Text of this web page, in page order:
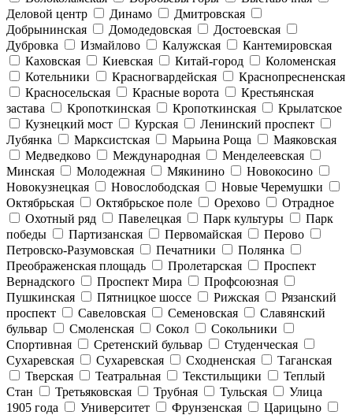
Деловой центр
Динамо
Дмитровская
Добрынинская
Домодедовская
Достоевская
Дубровка
Измайлово Калужская
Кантемировская
Каховская
Киевская Китай-город
Коломенская
Котельники
Красногвардейская
Краснопресненская
Красносельская
Красные ворота
Крестьянская
застава
Кропоткинская Кропоткинская
Крылатское
Кузнецкий мост
Курская
Ленинский проспект
Лубянка
Марксистская Марьина Роща
Маяковская
Медведково
Международная
Менделеевская
Минская
Молодежная Мякинино
Новокосино
Новокузнецкая
Новослободская
Новые Черемушки
Октябрьская
Октябрьское поле Орехово
Отрадное
Охотный ряд
Павелецкая Парк культуры
Парк
победы
Партизанская Первомайская
Перово
Петровско-Разумовская
Печатники
Полянка
Преображенская площадь
Пролетарская
Проспект
Вернадского
Проспект Мира
Профсоюзная
Пушкинская
Пятницкое шоссе Рижская
Рязанский
проспект
Савеловская Семеновская
Славянский
бульвар
Смоленская Сокол
Сокольники
Спортивная
Сретенский бульвар
Студенческая
Сухаревская
Сухаревская Сходненская
Таганская
Тверская
Театральная Текстильщики
Теплый
Стан
Третьяковская Трубная Тульская
Улица
1905 года
Университет Фрунзенская
Царицыно